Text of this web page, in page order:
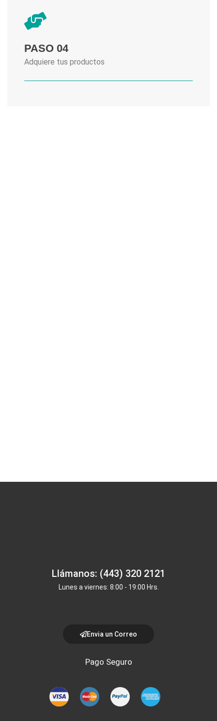
PASO 04
Adquiere tus productos
Llámanos: (443) 320 2121
Lunes a viernes: 8:00 - 19:00 Hrs.
Envia un Correo
Pago Seguro